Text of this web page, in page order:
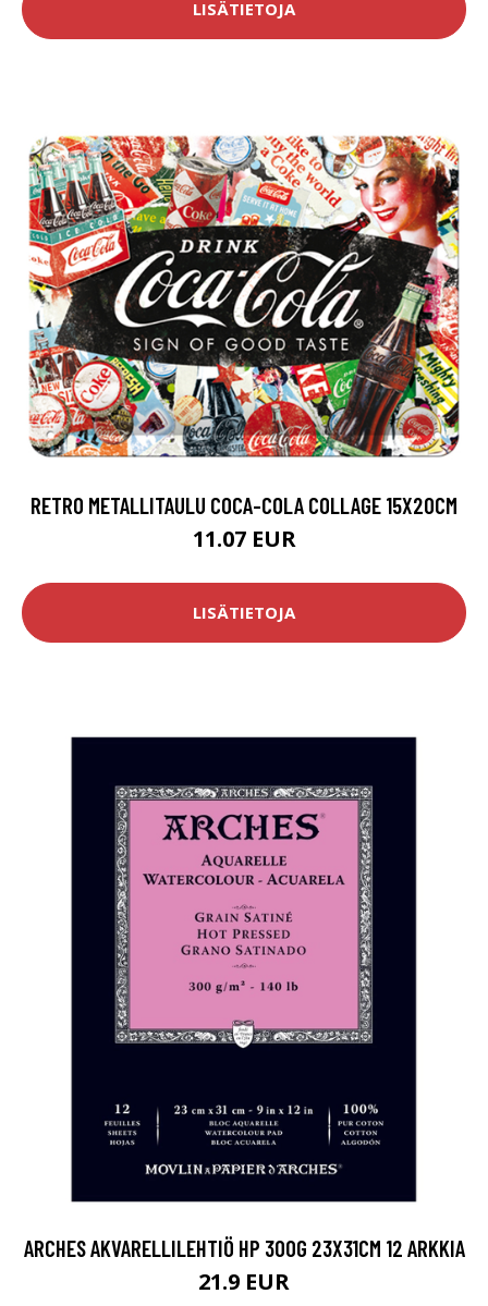
LISÄTIETOJA
RETRO METALLITAULU COCA-COLA COLLAGE 15X20CM
11.07 EUR
LISÄTIETOJA
ARCHES AKVARELLILEHTIÖ HP 300G 23X31CM 12 ARKKIA
21.9 EUR